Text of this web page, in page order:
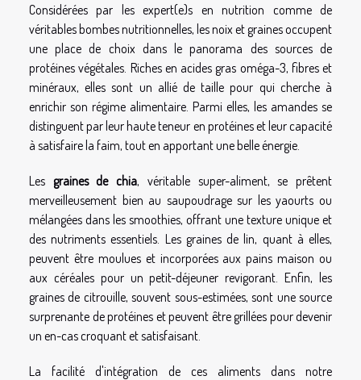
Considérées par les expert(e)s en nutrition comme de
véritables bombes nutritionnelles, les noix et graines occupent
une place de choix dans le panorama des sources de
protéines végétales. Riches en acides gras oméga-3, fibres et
minéraux, elles sont un allié de taille pour qui cherche à
enrichir son régime alimentaire. Parmi elles, les amandes se
distinguent par leur haute teneur en protéines et leur capacité
à satisfaire la faim, tout en apportant une belle énergie.
Les graines de chia, véritable super-aliment, se prêtent
merveilleusement bien au saupoudrage sur les yaourts ou
mélangées dans les smoothies, offrant une texture unique et
des nutriments essentiels. Les graines de lin, quant à elles,
peuvent être moulues et incorporées aux pains maison ou
aux céréales pour un petit-déjeuner revigorant. Enfin, les
graines de citrouille, souvent sous-estimées, sont une source
surprenante de protéines et peuvent être grillées pour devenir
un en-cas croquant et satisfaisant.
La facilité d'intégration de ces aliments dans notre